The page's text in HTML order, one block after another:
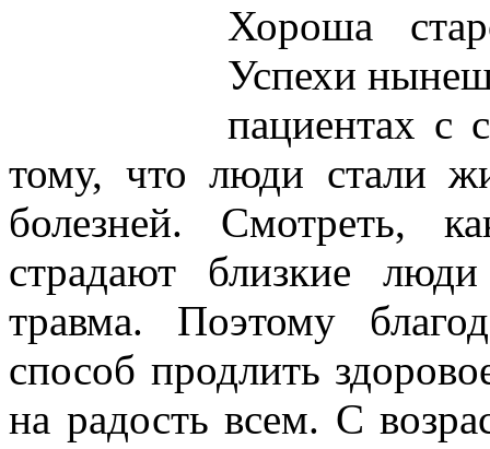
Хороша
Успехи
пациентах с
тому, что люди стали
болезней. Смотреть,
страдают близкие
травма. Поэтому
способ продлить
на радость всем. С